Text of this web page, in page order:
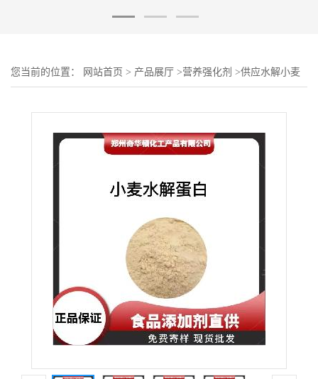
您当前的位置： 网站首页 > 产品展厅 >营养强化剂 >供应水解小麦